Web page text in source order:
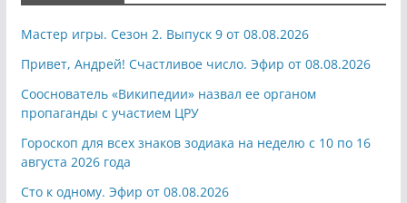
Мастер игры. Сезон 2. Выпуск 9 от 08.08.2026
Привет, Андрей! Счастливое число. Эфир от 08.08.2026
Сооснователь «Википедии» назвал ее органом
пропаганды с участием ЦРУ
Гороскоп для всех знаков зодиака на неделю с 10 по 16
августа 2026 года
Сто к одному. Эфир от 08.08.2026